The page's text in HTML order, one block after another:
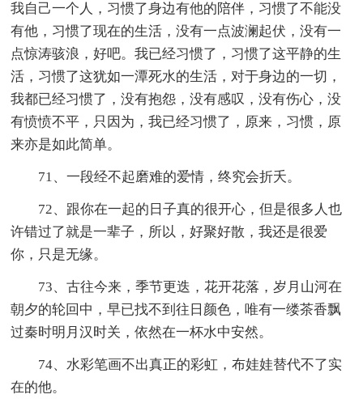
我自己一个人，习惯了身边有他的陪伴，习惯了不能没
有他，习惯了现在的生活，没有一点波澜起伏，没有一
点惊涛骇浪，好吧。我已经习惯了，习惯了这平静的生
活，习惯了这犹如一潭死水的生活，对于身边的一切，
我都已经习惯了，没有抱怨，没有感叹，没有伤心，没
有愤愤不平，只因为，我已经习惯了，原来，习惯，原
来亦是如此简单。
71、一段经不起磨难的爱情，终究会折夭。
72、跟你在一起的日子真的很开心，但是很多人也
许错过了就是一辈子，所以，好聚好散，我还是很爱
你，只是无缘。
73、古往今来，季节更迭，花开花落，岁月山河在
朝夕的轮回中，早已找不到往日颜色，唯有一缕茶香飘
过秦时明月汉时关，依然在一杯水中安然。
74、水彩笔画不出真正的彩虹，布娃娃替代不了实
在的他。